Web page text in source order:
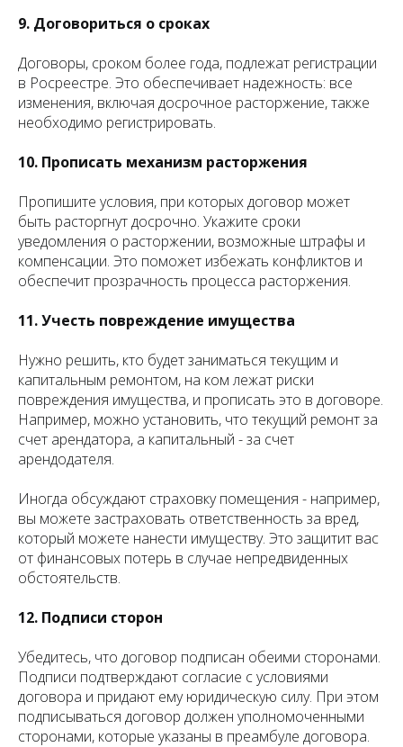
9. Договориться о сроках
Договоры, сроком более года, подлежат регистрации
в Росреестре. Это обеспечивает надежность: все
изменения, включая досрочное расторжение, также
необходимо регистрировать.
10. Прописать механизм расторжения
Пропишите условия, при которых договор может
быть расторгнут досрочно. Укажите сроки
уведомления о расторжении, возможные штрафы и
компенсации. Это поможет избежать конфликтов и
обеспечит прозрачность процесса расторжения.
11. Учесть повреждение имущества
Нужно решить, кто будет заниматься текущим и
капитальным ремонтом, на ком лежат риски
повреждения имущества, и прописать это в договоре.
Например, можно установить, что текущий ремонт за
счет арендатора, а капитальный - за счет
арендодателя.
Иногда обсуждают страховку помещения - например,
вы можете застраховать ответственность за вред,
который можете нанести имуществу. Это защитит вас
от финансовых потерь в случае непредвиденных
обстоятельств.
12. Подписи сторон
Убедитесь, что договор подписан обеими сторонами.
Подписи подтверждают согласие с условиями
договора и придают ему юридическую силу. При этом
подписываться договор должен уполномоченными
сторонами, которые указаны в преамбуле договора.